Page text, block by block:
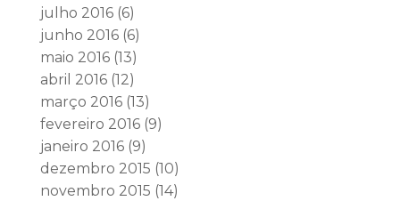
julho 2016(6)
junho 2016(6)
maio 2016(13)
abril 2016(12)
março 2016(13)
fevereiro 2016(9)
janeiro 2016(9)
dezembro 2015 (10)
novembro 2015 (14)